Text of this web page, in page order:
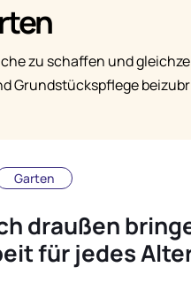
zu schaffen und
Grundstückspflege
Garten
draußen
für jedes